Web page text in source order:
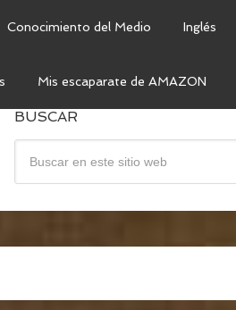
Conocimiento del Medio Inglés
Mis escaparate de AMAZON
BUSCAR